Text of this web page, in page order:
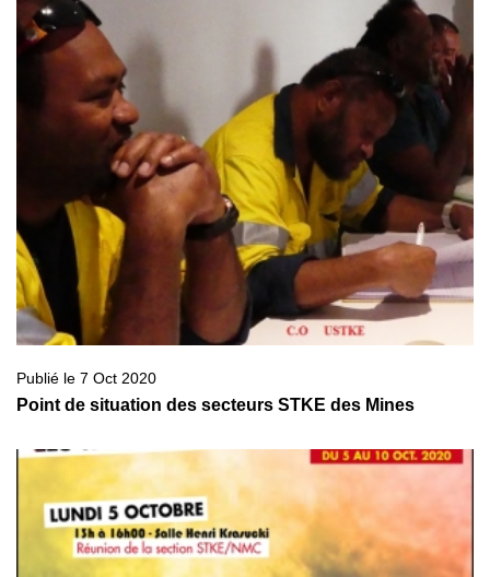
Publié le 7 Oct 2020
Point de situation des secteurs STKE des Mines